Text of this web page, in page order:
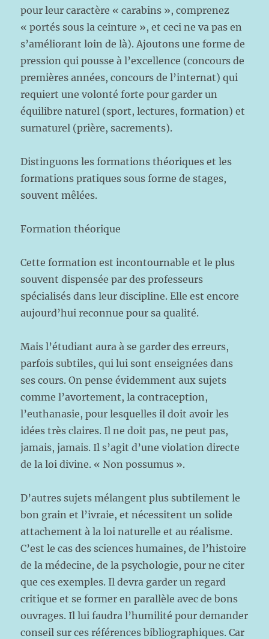
pour leur caractère « carabins », comprenez
« portés sous la ceinture », et ceci ne va pas en
s’améliorant loin de là). Ajoutons une forme de
pression qui pousse à l’excellence (concours de
premières années, concours de l’internat) qui
requiert une volonté forte pour garder un
équilibre naturel (sport, lectures, formation) et
surnaturel (prière, sacrements).
Distinguons les formations théoriques et les
formations pratiques sous forme de stages,
souvent mêlées.
Formation théorique
Cette formation est incontournable et le plus
souvent dispensée par des professeurs
spécialisés dans leur discipline. Elle est encore
aujourd’hui reconnue pour sa qualité.
Mais l’étudiant aura à se garder des erreurs,
parfois subtiles, qui lui sont enseignées dans
ses cours. On pense évidemment aux sujets
comme l’avortement, la contraception,
l’euthanasie, pour lesquelles il doit avoir les
idées très claires. Il ne doit pas, ne peut pas,
jamais, jamais. Il s’agit d’une violation directe
de la loi divine. « Non possumus ».
D’autres sujets mélangent plus subtilement le
bon grain et l’ivraie, et nécessitent un solide
attachement à la loi naturelle et au réalisme.
C’est le cas des sciences humaines, de l’histoire
de la médecine, de la psychologie, pour ne citer
que ces exemples. Il devra garder un regard
critique et se former en parallèle avec de bons
ouvrages. Il lui faudra l’humilité pour demander
conseil sur ces références bibliographiques. Car